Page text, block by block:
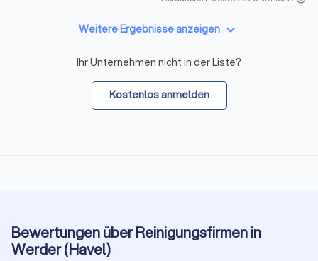
Weitere Ergebnisse anzeigen keyboard_arrow_down
Ihr Unternehmen nicht in der Liste?
Kostenlos anmelden
Bewertungen über Reinigungsfirmen in
Werder (Havel)